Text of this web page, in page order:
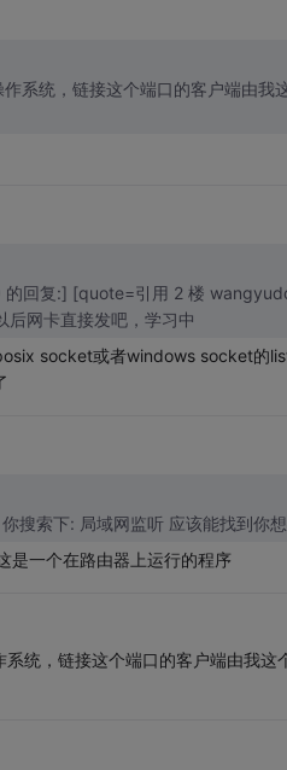
系统，链接这个端口的客户端由
回复:] [quote=引用 2 楼
后网卡直接发吧，学习中
socket或者windows socket的
网卡混杂模式可抓取到局域网上的所有包. 你搜索下: 局域网监听 应该
是一个在路由器上运行的程序
统，链接这个端口的客户端由我